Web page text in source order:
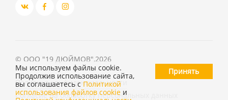
© ООО "19 ДЮЙМОВ",2026
Политика конфиденциальности
Согласие на обработку персональных данных
Мы используем файлы cookie.
Продолжив использование сайта,
вы соглашаетесь с Политикой
использования файлов cookie и
Принять